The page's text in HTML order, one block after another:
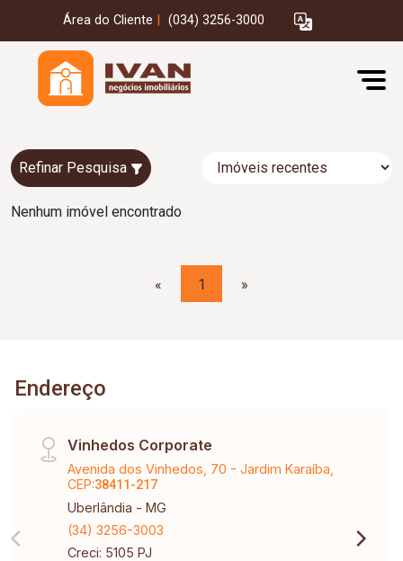
Área do Cliente (034) 3256-3000
Refinar Pesquisa
Nenhum imóvel encontrado
« 1 »
Endereço
Vinhedos Corporate
Avenida dos Vinhedos, 70 - Jardim Karaíba,
CEP:38411-217
Uberlândia - MG
(34) 3256-3003
Creci: 5105 PJ